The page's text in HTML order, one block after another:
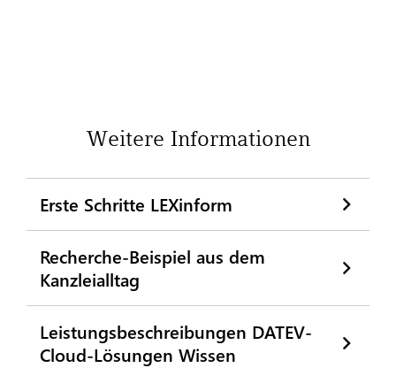
Weitere Informationen
Erste Schritte LEXinform
Recherche-Beispiel aus dem
Kanzleialltag
Leistungsbeschreibungen DATEV-
Cloud-Lösungen Wissen